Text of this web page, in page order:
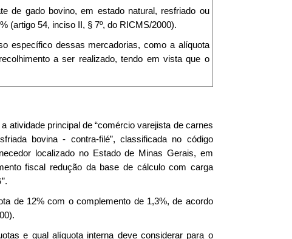
de gado bovino, em estado natural, resfriado ou
(artigo 54, inciso II, § 7º, do RICMS/2000).
específico dessas mercadorias, como a alíquota
a ser realizado, tendo em vista que o
atividade principal de “comércio varejista de carnes
bovina - contra-filé”, classificada no código
localizado no Estado de Minas Gerais, em
fiscal redução da base de cálculo com carga
de 12% com o complemento de 1,3%, de acordo
e qual alíquota interna deve considerar para o